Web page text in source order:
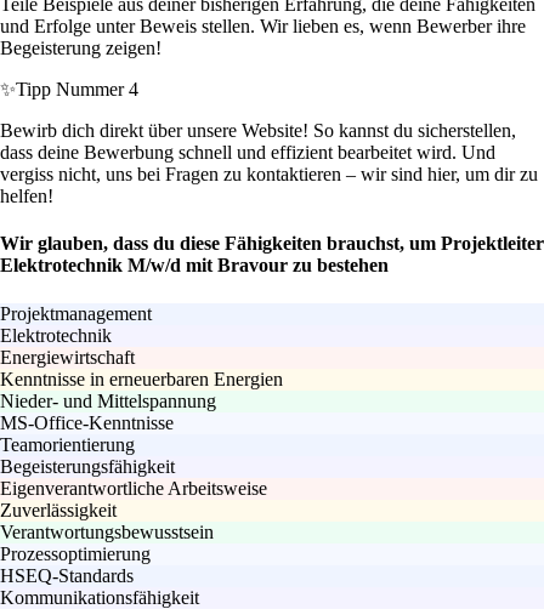
Teile Beispiele aus deiner bisherigen Erfahrung, die deine Fähigkeiten
und Erfolge unter Beweis stellen. Wir lieben es, wenn Bewerber ihre
Begeisterung zeigen!
✨Tipp Nummer 4
Bewirb dich direkt über unsere Website! So kannst du sicherstellen,
dass deine Bewerbung schnell und effizient bearbeitet wird. Und
vergiss nicht, uns bei Fragen zu kontaktieren – wir sind hier, um dir zu
helfen!
Wir glauben, dass du diese Fähigkeiten brauchst, um Projektleiter
Elektrotechnik M/w/d mit Bravour zu bestehen
Projektmanagement
Elektrotechnik
Energiewirtschaft
Kenntnisse in erneuerbaren Energien
Nieder- und Mittelspannung
MS-Office-Kenntnisse
Teamorientierung
Begeisterungsfähigkeit
Eigenverantwortliche Arbeitsweise
Zuverlässigkeit
Verantwortungsbewusstsein
Prozessoptimierung
HSEQ-Standards
Kommunikationsfähigkeit